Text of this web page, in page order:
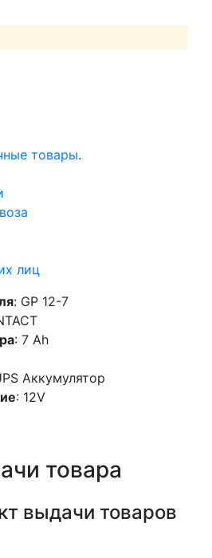
товары.
лиц
: GP 12-7
: 7 Ah
Аккумулятор
: 12V
товара
выдачи товаров